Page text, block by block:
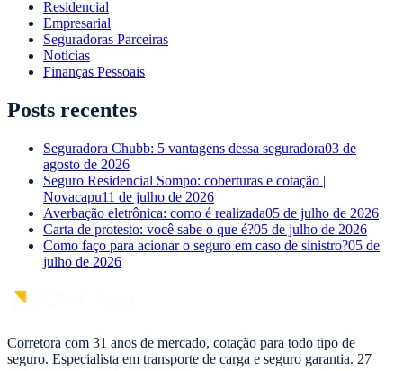
Residencial
Empresarial
Seguradoras Parceiras
Notícias
Finanças Pessoais
Posts recentes
Seguradora Chubb: 5 vantagens dessa seguradora03 de
agosto de 2026
Seguro Residencial Sompo: coberturas e cotação |
Novacapu11 de julho de 2026
Averbação eletrônica: como é realizada05 de julho de 2026
Carta de protesto: você sabe o que é?05 de julho de 2026
Como faço para acionar o seguro em caso de sinistro?05 de
julho de 2026
Corretora com 31 anos de mercado, cotação para todo tipo de
seguro. Especialista em transporte de carga e seguro garantia. 27